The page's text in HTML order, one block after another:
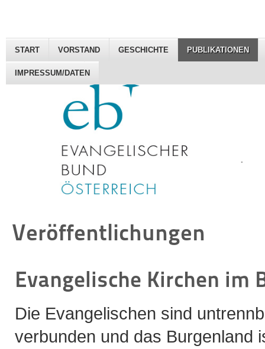
START VORSTAND GESCHICHTE PUBLIKATIONEN
IMPRESSUM/DATEN
Veröffentlichungen
Evangelische Kirchen im
Die Evangelischen sind
verbunden und das Burgenland